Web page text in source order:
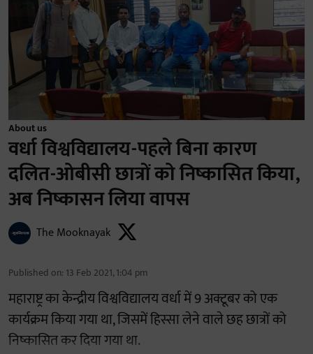
About us
वर्धा विश्वविद्यालय-पहले बिना कारण
दलित-ओबीसी छात्रों को निष्कासित किया,
अब निष्कासन लिया वापस
The Mooknayak
Published on: 13 Feb 2021, 1:04 pm
महाराष्ट्र का केन्द्रीय विश्वविद्यालय वर्धा में9अक्टूबर को एक
कार्यक्रम किया गया था,जिसमें हिस्सा लेने वाले छह छात्रों को
निष्कासित कर दिया गया था.